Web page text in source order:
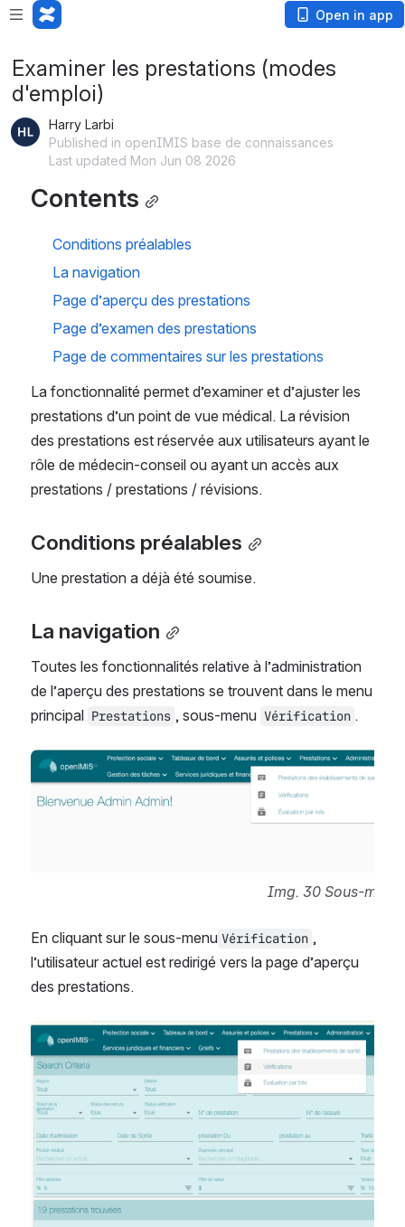
Open in app
Examiner les prestations (modes
d'emploi)
Harry Larbi
Published in openIMIS base de connaissances
Last updated Mon Jun 08 2026
Contents
Conditions préalables
La navigation
Page d’aperçu des prestations
Page d’examen des prestations
Page de commentaires sur les prestations
La fonctionnalité permet d’examiner et d’ajuster les
prestations d’un point de vue médical. La révision
des prestations est réservée aux utilisateurs ayant le
rôle de médecin-conseil ou ayant un accès aux
prestations / prestations / révisions.
Conditions préalables
Une prestation a déjà été soumise.
La navigation
Toutes les fonctionnalités relative à l’administration
de l’aperçu des prestations se trouvent dans le menu
principal Prestations , sous-menu Vérification .
Open
Img. 30 Sous-
En cliquant sur le sous-menu Vérification ,
l’utilisateur actuel est redirigé vers la page d’aperçu
des prestations.
Open